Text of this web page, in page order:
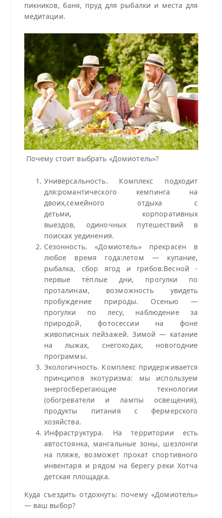
пикников, баня, пруд для рыбалки и места для
медитации.
Почему стоит выбрать «Домиотель»?
Универсальность. Комплекс подходит
для:романтического кемпинга на
двоих,семейного отдыха с
детьми, корпоративных
выездов, одиночных путешествий в
поисках уединения.
Сезонность. «Домиотель» прекрасен в
любое время года:летом — купание,
рыбалка, сбор ягод и грибов.Весной -
первые тёплые дни, прогулки по
проталинам, возможность увидеть
пробуждение природы. Осенью —
прогулки по лесу, наблюдение за
природой, фотосессии на фоне
живописных пейзажей. Зимой — катание
на лыжах, снегоходах, новогодние
программы.
Экологичность. Комплекс придерживается
принципов экотуризма: мы используем
энергосберегающие технологии
(обогреватели и лампы освещения),
продукты питания с фермерского
хозяйства.
Инфраструктура. На территории есть
автостоянка, мангальные зоны, шезлонги
на пляже, возможет прокат спортивного
инвентаря и рядом на берегу реки Хотча
детская площадка.
Куда съездить отдохнуть: почему «Домиотель»
— ваш выбор?